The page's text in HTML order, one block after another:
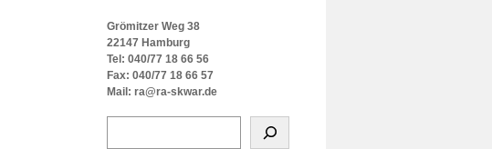
Grömitzer Weg 38
22147 Hamburg
Tel: 040/77 18 66 56
Fax: 040/77 18 66 57
Mail: ra@ra-skwar.de